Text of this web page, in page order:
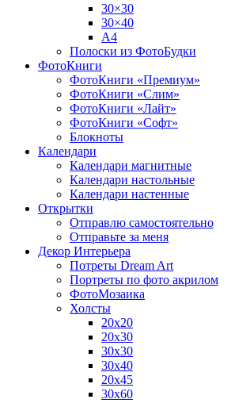
30×30
30×40
A4
Полоски из ФотоБудки
ФотоКниги
ФотоКниги «Премиум»
ФотоКниги «Слим»
ФотоКниги «Лайт»
ФотоКниги «Софт»
Блокноты
Календари
Календари магнитные
Календари настольные
Календари настенные
Открытки
Отправлю самостоятельно
Отправьте за меня
Декор Интерьера
Потреты Dream Art
Портреты по фото акрилом
ФотоМозаика
Холсты
20х20
20х30
30х30
30х40
20х45
30х60